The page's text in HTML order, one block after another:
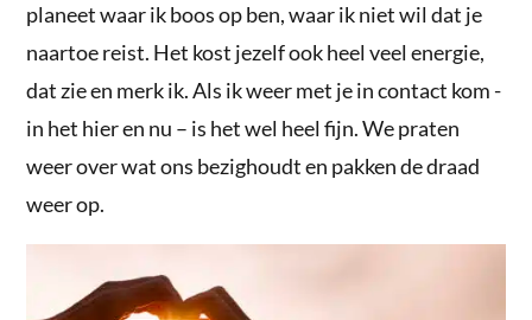
planeet waar ik boos op ben, waar ik niet wil dat je
naartoe reist. Het kost jezelf ook heel veel energie,
dat zie en merk ik. Als ik weer met je in contact kom -
in het hier en nu – is het wel heel fijn. We praten
weer over wat ons bezighoudt en pakken de draad
weer op.